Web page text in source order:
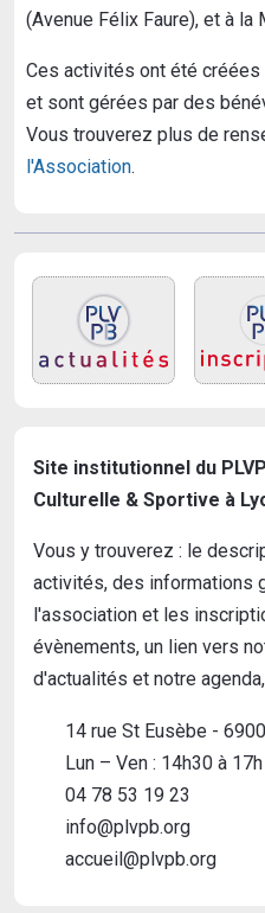
Site institutionnel du
Culturelle & Sportive à
Vous y trouverez : le
activités, des informations
l'association et les
évènements, un lien vers
d'actualités et notre agenda,
14 rue St Eusèbe -
Lun – Ven : 14h30 à 17h
04 78 53 19 23
info@plvpb.org
accueil@plvpb.org
(Avenue Félix Faure), et à la
Ces activités ont été
et sont gérées par des
Vous trouverez plus de
l'Association.